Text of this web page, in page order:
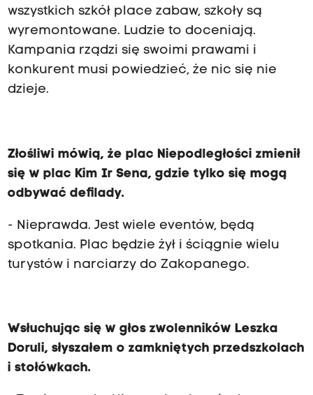
wszystkich szkół place zabaw, szkoły są
wyremontowane. Ludzie to doceniają.
Kampania rządzi się swoimi prawami i
konkurent musi powiedzieć, że nic się nie
dzieje.
Złośliwi mówią, że plac Niepodległości zmienił
się w plac Kim Ir Sena, gdzie tylko się mogą
odbywać defilady.
- Nieprawda. Jest wiele eventów, będą
spotkania. Plac będzie żył i ściągnie wielu
turystów i narciarzy do Zakopanego.
Wsłuchując się w głos zwolenników Leszka
Doruli, słyszałem o zamkniętych przedszkolach
i stołówkach.